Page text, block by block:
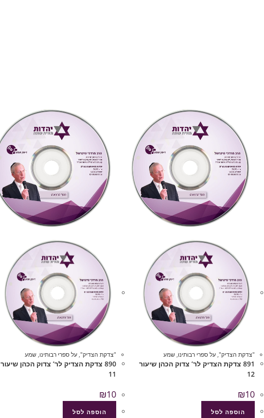
"צדקת הצדיק", על ספרי רבותינו, שמע
891 צדקת הצדיק לר’ צדוק הכהן שיעור
12
₪10
הוספה לסל
"צדקת הצדיק", על ספרי רבותינו, שמע
890 צדקת הצדיק לר’ צדוק הכהן שיעור
11
₪10
הוספה לסל